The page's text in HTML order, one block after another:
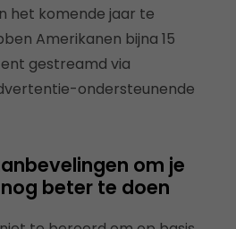
het komende jaar te
Amerikanen bijna 15
gestreamd via
ondersteunende
om je
beter te doen